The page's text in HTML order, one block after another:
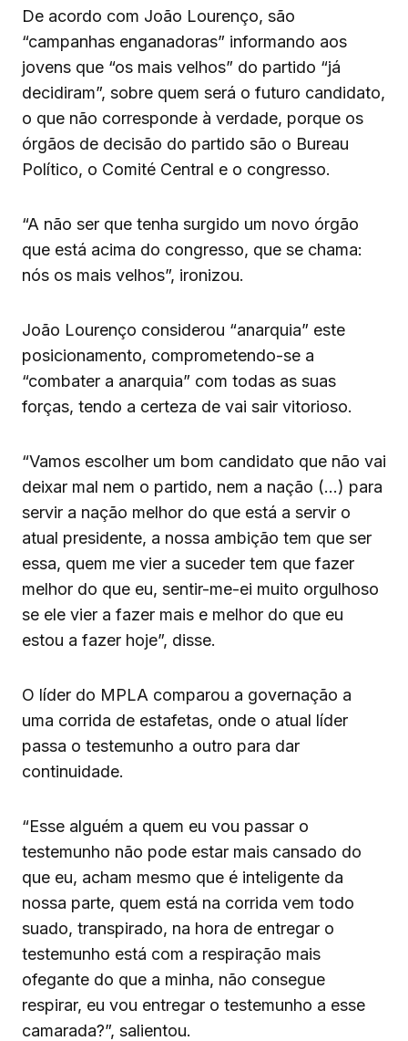
De acordo com João Lourenço, são
“campanhas enganadoras” informando aos
jovens que “os mais velhos” do partido “já
decidiram”, sobre quem será o futuro candidato,
o que não corresponde à verdade, porque os
órgãos de decisão do partido são o Bureau
Político, o Comité Central e o congresso.
“A não ser que tenha surgido um novo órgão
que está acima do congresso, que se chama:
nós os mais velhos”, ironizou.
João Lourenço considerou “anarquia” este
posicionamento, comprometendo-se a
“combater a anarquia” com todas as suas
forças, tendo a certeza de vai sair vitorioso.
“Vamos escolher um bom candidato que não vai
deixar mal nem o partido, nem a nação (…) para
servir a nação melhor do que está a servir o
atual presidente, a nossa ambição tem que ser
essa, quem me vier a suceder tem que fazer
melhor do que eu, sentir-me-ei muito orgulhoso
se ele vier a fazer mais e melhor do que eu
estou a fazer hoje”, disse.
O líder do MPLA comparou a governação a
uma corrida de estafetas, onde o atual líder
passa o testemunho a outro para dar
continuidade.
“Esse alguém a quem eu vou passar o
testemunho não pode estar mais cansado do
que eu, acham mesmo que é inteligente da
nossa parte, quem está na corrida vem todo
suado, transpirado, na hora de entregar o
testemunho está com a respiração mais
ofegante do que a minha, não consegue
respirar, eu vou entregar o testemunho a esse
camarada?”, salientou.